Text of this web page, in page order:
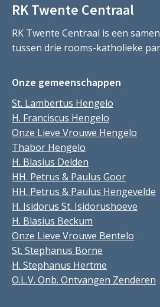
RK Twente Centraal
RK Twente Centraal is een
tussen drie rooms-katholieke
Onze gemeenschappen
St. Lambertus Hengelo
H. Franciscus Hengelo
Onze Lieve Vrouwe Hengelo
Thabor Hengelo
H. Blasius Delden
HH. Petrus & Paulus Goor
HH. Petrus & Paulus Hengevelde
H. Isidorus St. Isidorushoeve
H. Blasius Beckum
Onze Lieve Vrouwe Bentelo
St. Stephanus Borne
H. Stephanus Hertme
O.L.V. Onb. Ontvangen Zenderen